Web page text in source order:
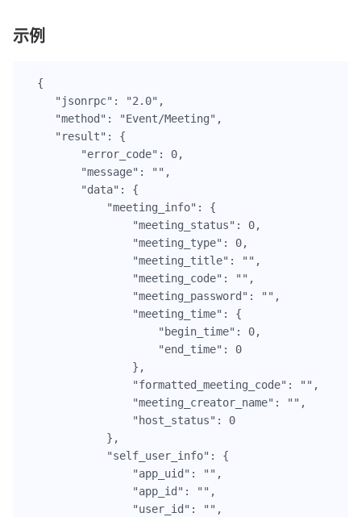
示例
{
    "jsonrpc": "2.0",
    "method": "Event/Meeting",
    "result": {
        "error_code": 0,
        "message": "",
        "data": {
            "meeting_info": {
                "meeting_status": 0,
                "meeting_type": 0,
                "meeting_title": "",
                "meeting_code": "",
                "meeting_password": "",
                "meeting_time": {
                    "begin_time": 0,
                    "end_time": 0
                },
                "formatted_meeting_code": "",
                "meeting_creator_name": "",
                "host_status": 0
            },
            "self_user_info": {
                "app_uid": "",
                "app_id": "",
                "user_id": "",